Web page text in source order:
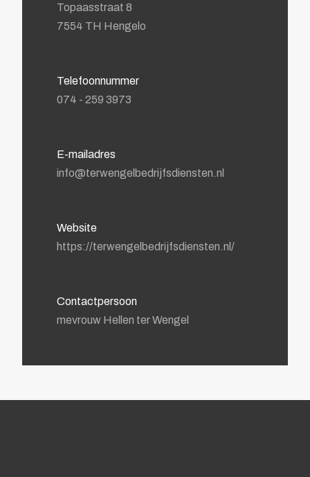
Topaasstraat 8
7554 TH Hengelo
Telefoonnummer
074 - 259 3973
E-mailadres
info@terwengelbedrijfsdiensten.nl
Website
https://terwengelbedrijfsdiensten.nl/
Contactpersoon
mevrouw Hellen ter Wengel